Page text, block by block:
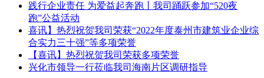
践行企业责任 为爱益起奔跑丨我司踊跃参加“520夜
跑”公益活动
喜讯】热烈祝贺我司荣获“2022年度泰州市建筑业企业综
合实力三十强”等多项荣誉
【喜讯】热烈祝贺我司荣获多项荣誉​
兴化市领导一行莅临我司海南片区调研指导